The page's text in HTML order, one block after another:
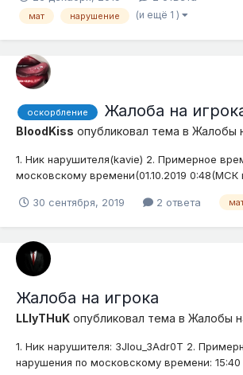
мат нарушение (и ещё 1 )
оскорбление Жалоба на
BloodKiss опубликовал тема в Жалобы
1. Ник нарушителя(kavie) 2. Примерное
московскому времени(01.10.2019 0:48(МСК
Подробное описание нарушения (опишите
новый игрок на сервер и сходу начал
(скриншоты, видео...
30 сентября, 2019 2 ответа
Жалоба на игрока
LLlyTHuK опубликовал тема в Жалобы
1. Ник нарушителя: 3JIou_3Adr0T 2.
нарушения по московскому времени: